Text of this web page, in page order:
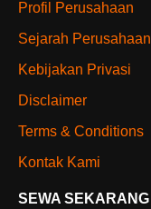
Profil Perusahaan
Sejarah Perusahaan
Kebijakan Privasi
Disclaimer
Terms & Conditions
Kontak Kami
SEWA SEKARANG